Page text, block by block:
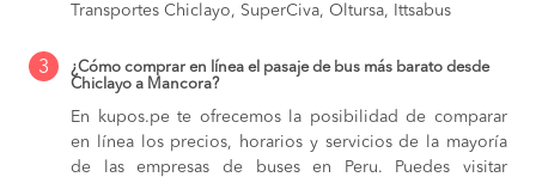
Transportes Chiclayo, SuperCiva, Oltursa, Ittsabus
3
¿Cómo comprar en línea el pasaje de bus más barato desde
Chiclayo a Mancora?
En kupos.pe te ofrecemos la posibilidad de comparar
en línea los precios, horarios y servicios de la mayoría
de las empresas de buses en Peru. Puedes visitar